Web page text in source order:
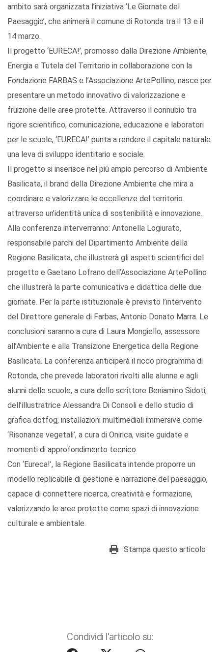
ambito sarà organizzata l’iniziativa ‘Le Giornate del
Paesaggio’, che animerà il comune di Rotonda tra il 13 e il
14 marzo.
Il progetto ‘EURECA!’, promosso dalla Direzione Ambiente,
Energia e Tutela del Territorio in collaborazione con la
Fondazione FARBAS e l’Associazione ArtePollino, nasce per
presentare un metodo innovativo di valorizzazione e
fruizione delle aree protette. Attraverso il connubio tra
rigore scientifico, comunicazione, educazione e laboratori
per le scuole, ‘EURECA!’ punta a rendere il capitale naturale
una leva di sviluppo identitario e sociale.
Il progetto si inserisce nel più ampio percorso di Ambiente
Basilicata, il brand della Direzione Ambiente che mira a
coordinare e valorizzare le eccellenze del territorio
attraverso un’identità unica di sostenibilità e innovazione.
Alla conferenza interverranno: Antonella Logiurato,
responsabile parchi del Dipartimento Ambiente della
Regione Basilicata, che illustrerà gli aspetti scientifici del
progetto e Gaetano Lofrano dell’Associazione ArtePollino
che illustrerà la parte comunicativa e didattica delle due
giornate. Per la parte istituzionale è previsto l’intervento
del Direttore generale di Farbas, Antonio Donato Marra. Le
conclusioni saranno a cura di Laura Mongiello, assessore
all’Ambiente e alla Transizione Energetica della Regione
Basilicata. La conferenza anticiperà il ricco programma di
Rotonda, che prevede laboratori rivolti alle alunne e agli
alunni delle scuole, a cura dello scrittore Beniamino Sidoti,
dell’illustratrice Alessandra Di Consoli e dello studio di
grafica dotfog, installazioni multimediali immersive come
‘Risonanze vegetali’, a cura di Onirica, visite guidate e
momenti di approfondimento tecnico.
Con ‘Eureca!’, la Regione Basilicata intende proporre un
modello replicabile di gestione e narrazione del paesaggio,
capace di connettere ricerca, creatività e formazione,
valorizzando le aree protette come spazi di innovazione
culturale e ambientale.
Stampa questo articolo
Condividi l'articolo su: